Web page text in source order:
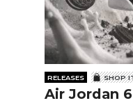
RELEASES SHOP
Air Jordan